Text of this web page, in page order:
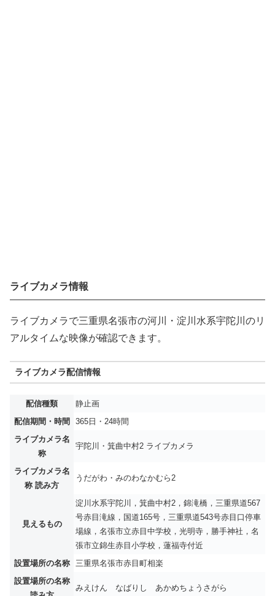
ライブカメラ情報
ライブカメラで三重県名張市の河川・淀川水系宇陀川のリ
アルタイムな映像が確認できます。
ライブカメラ配信情報
配信種類
静止画
配信期間・時間
365日・24時間
ライブカメラ名
称
宇陀川・箕曲中村2 ライブカメラ
ライブカメラ名
称 読み方
うだがわ・みのわなかむら2
見えるもの
淀川水系宇陀川，箕曲中村2，錦滝橋，三重県道567
号赤目滝線，国道165号，三重県道543号赤目口停車
場線，名張市立赤目中学校，光明寺，勝手神社，名
張市立錦生赤目小学校，蓮福寺付近
設置場所の名称
三重県名張市赤目町相楽
設置場所の名称
みえけん なばりし あかめちょうさがら